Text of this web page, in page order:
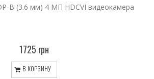
B (3.6 мм) 4 МП HDCVI видеокамера
1725 грн
В КОРЗИНУ